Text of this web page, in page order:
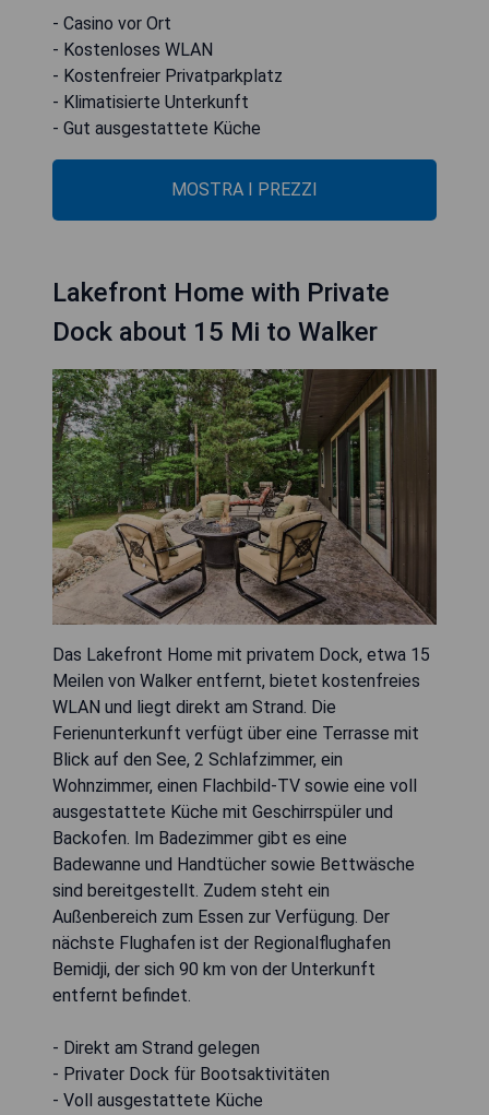
- Casino vor Ort
- Kostenloses WLAN
- Kostenfreier Privatparkplatz
- Klimatisierte Unterkunft
- Gut ausgestattete Küche
MOSTRA I PREZZI
Lakefront Home with Private
Dock about 15 Mi to Walker
Das Lakefront Home mit privatem Dock, etwa 15
Meilen von Walker entfernt, bietet kostenfreies
WLAN und liegt direkt am Strand. Die
Ferienunterkunft verfügt über eine Terrasse mit
Blick auf den See, 2 Schlafzimmer, ein
Wohnzimmer, einen Flachbild-TV sowie eine voll
ausgestattete Küche mit Geschirrspüler und
Backofen. Im Badezimmer gibt es eine
Badewanne und Handtücher sowie Bettwäsche
sind bereitgestellt. Zudem steht ein
Außenbereich zum Essen zur Verfügung. Der
nächste Flughafen ist der Regionalflughafen
Bemidji, der sich 90 km von der Unterkunft
entfernt befindet.
- Direkt am Strand gelegen
- Privater Dock für Bootsaktivitäten
- Voll ausgestattete Küche